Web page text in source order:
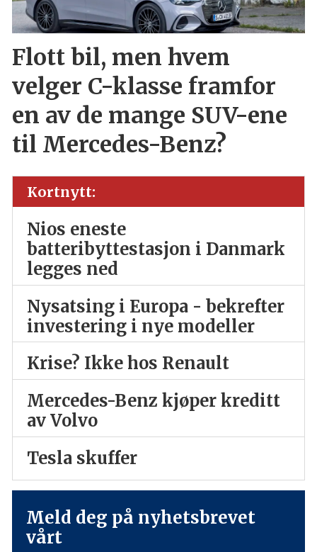
Flott bil, men hvem
velger C-klasse framfor
en av de mange SUV-ene
til Mercedes-Benz?
Kortnytt:
Nios eneste
batteribyttestasjon i Danmark
legges ned
Nysatsing i Europa - bekrefter
investering i nye modeller
Krise? Ikke hos Renault
Mercedes-Benz kjøper kreditt
av Volvo
Tesla skuffer
Meld deg på nyhetsbrevet
vårt